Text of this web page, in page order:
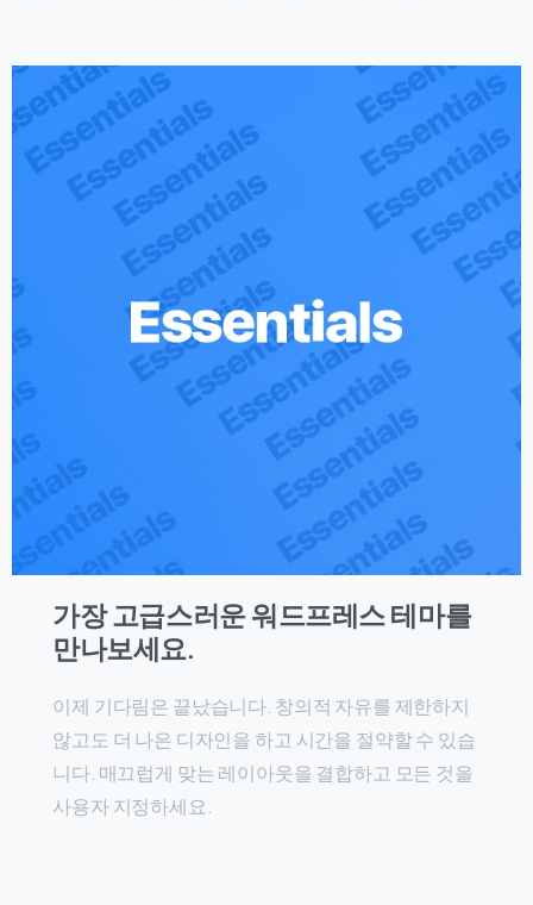
가장 고급스러운 워드프레스 테마를
만나보세요.
이제 기다림은 끝났습니다. 창의적 자유를 제한하지
않고도 더 나은 디자인을 하고 시간을 절약할 수 있습
니다. 매끄럽게 맞는 레이아웃을 결합하고 모든 것을
사용자 지정하세요.